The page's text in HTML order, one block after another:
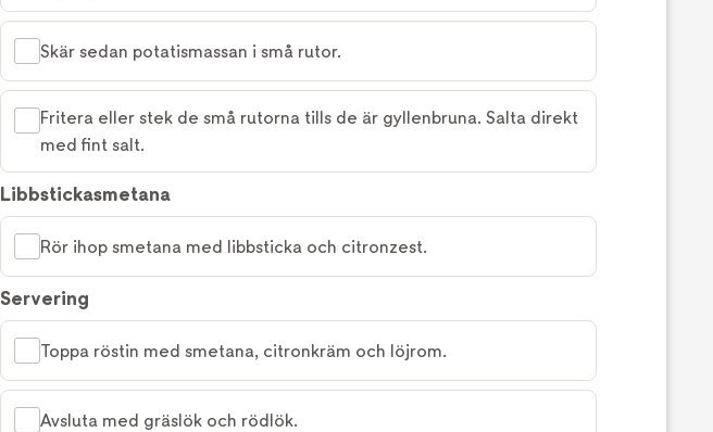
Skär sedan potatismassan i små rutor.
Fritera eller stek de små rutorna tills de är gyllenbruna. Salta direkt
med fint salt.
Libbstickasmetana
Rör ihop smetana med libbsticka och citronzest.
Servering
Toppa röstin med smetana, citronkräm och löjrom.
Avsluta med gräslök och rödlök.